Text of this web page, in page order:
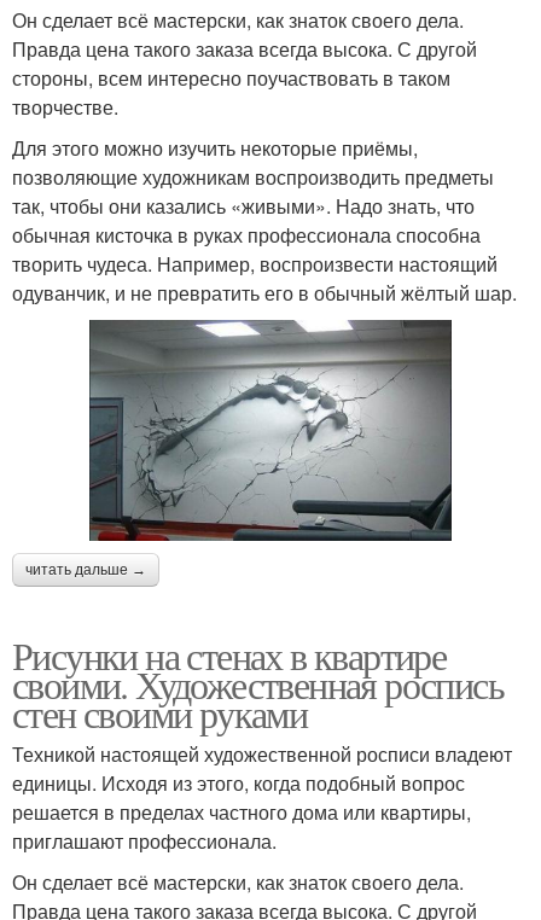
Он сделает всё мастерски, как знаток своего дела.
Правда цена такого заказа всегда высока. С другой
стороны, всем интересно поучаствовать в таком
творчестве.
Для этого можно изучить некоторые приёмы,
позволяющие художникам воспроизводить предметы
так, чтобы они казались «живыми». Надо знать, что
обычная кисточка в руках профессионала способна
творить чудеса. Например, воспроизвести настоящий
одуванчик, и не превратить его в обычный жёлтый шар.
читать дальше →
Рисунки на стенах в квартире
своими. Художественная роспись
стен своими руками
Техникой настоящей художественной росписи владеют
единицы. Исходя из этого, когда подобный вопрос
решается в пределах частного дома или квартиры,
приглашают профессионала.
Он сделает всё мастерски, как знаток своего дела.
Правда цена такого заказа всегда высока. С другой